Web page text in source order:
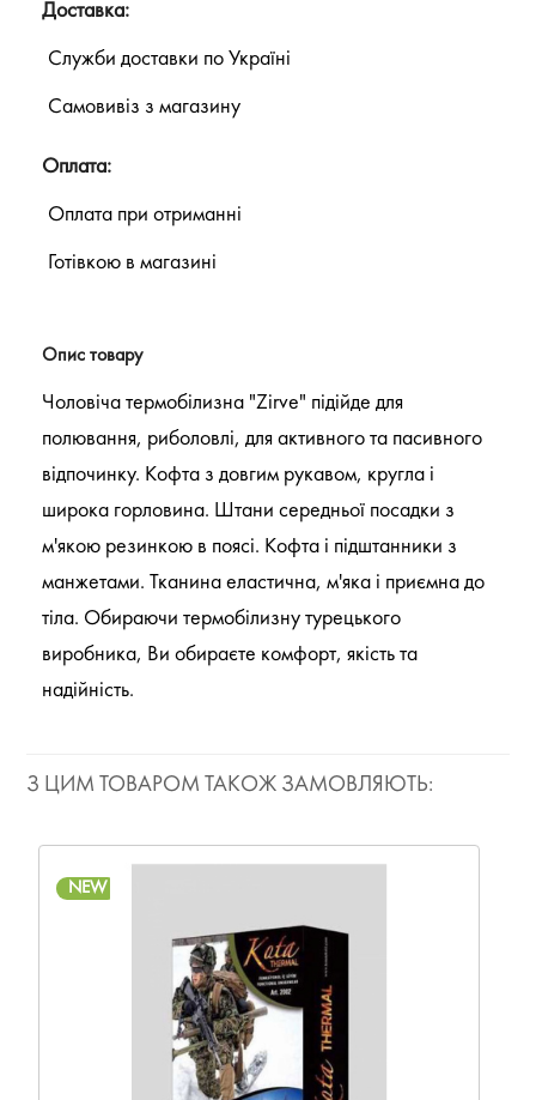
Доставка:
Служби доставки по Україні
Самовивіз з магазину
Оплата:
Оплата при отриманні
Готівкою в магазині
Опис товару
Чоловіча термобілизна "Zirve" підійде для
полювання, риболовлі, для активного та пасивного
відпочинку. Кофта з довгим рукавом, кругла і
широка горловина. Штани середньої посадки з
м'якою резинкою в поясі. Кофта і підштанники з
манжетами. Тканина еластична, м'яка і приємна до
тіла. Обираючи термобілизну турецького
виробника, Ви обираєте комфорт, якість та
надійність.
З ЦИМ ТОВАРОМ ТАКОЖ ЗАМОВЛЯЮТЬ:
NEW